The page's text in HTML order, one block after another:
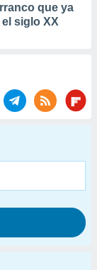
que ya
siglo XX